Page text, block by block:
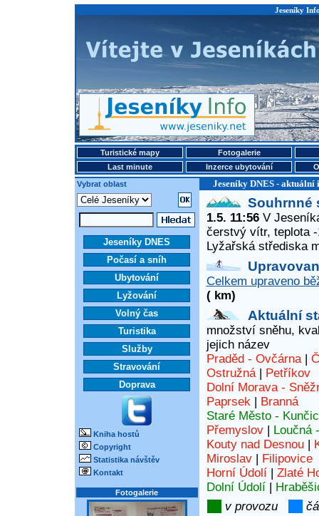
Jeseníky
Turistické mapy
Fotogalerie
Last minute
Inzerce ubytování
Vybrat oblast
Jeseníky DNES - aktuální
Jeseníky DNES
Počasí a sníh
Ubytování
Lyžování
Volný čas
Turistika
Služby
Stravování
Doprava
Kniha hostů
Copyright
Statistika návštěv
Kontakt
Fotogalerie
Souhrnné
1.5. 11:56V
čerstvý vítr, teplota
Lyžařská střediska
Celkem upraveno
( km)
Aktuální
množství sněhu,
jejich název
Praděd - Ovčárna|
Ostružná| Petříkov
Dolní Morava -
Paprsek| Branná
Staré Město -
Přemyslov| Loučná
Kouty nad Desnou|
Miroslav| Filipovice
Horní Údolí| Zlaté
Dolní Údolí|
v provozu